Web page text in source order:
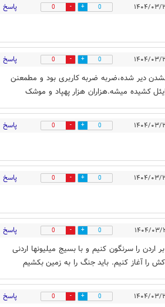
0
0 پاسخ
0
0 پاسخ
دیر شده،ضربه ضربه کاربری بود و مطمعنن
کشیده میشه.هزاران هزار پهپاد و موشک
0
0 پاسخ
0
0 پاسخ
0
0 پاسخ
را سرنگون کنیم و با بسیج میلیونها اردنی
را آغاز کنیم. باید جنگ را به زمین بکشیم
0
0 پاسخ